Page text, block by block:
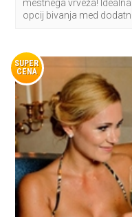
mestnega vrveža!
opcij bivanja med
SUPER
CENA